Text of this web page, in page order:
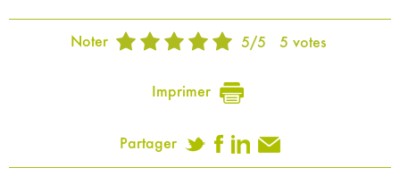
Noter 5/5 5 votes
Imprimer
Partager